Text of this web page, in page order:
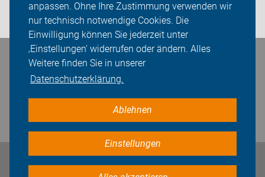
anpassen. Ohne Ihre Zustimmung verwenden wir
nur technisch notwendige Cookies. Die
Einwilligung können Sie jederzeit unter
‚Einstellungen‘ widerrufen oder ändern. Alles
Weitere finden Sie in unserer
Datenschutzerklärung.
Ablehnen
Einstellungen
Login
Bleiben Sie in Kontakt